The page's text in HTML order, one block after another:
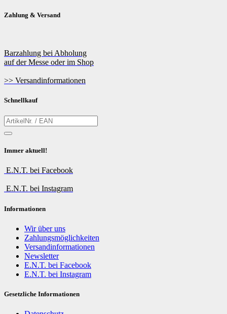
Zahlung & Versand
Barzahlung bei Abholung
auf der Messe oder im Shop
>> Versandinformationen
Schnellkauf
Immer aktuell!
E.N.T. bei Facebook
E.N.T. bei Instagram
Informationen
Wir über uns
Zahlungsmöglichkeiten
Versandinformationen
Newsletter
E.N.T. bei Facebook
E.N.T. bei Instagram
Gesetzliche Informationen